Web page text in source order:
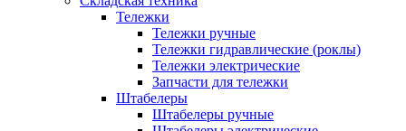
Тележки
Тележки ручные
Тележки гидравлические (роклы)
Тележки электрические
Запчасти для тележки
Штабелеры
Штабелеры ручные